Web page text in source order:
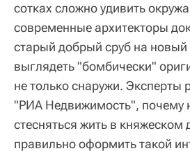
сотках сложно удивить
современные архитекторы
старый добрый сруб на новый
выглядеть "бомбически"
не только снаружи. Эксперты
"РИА Недвижимость", почему
стесняться жить в княжеском
правильно оформить такой